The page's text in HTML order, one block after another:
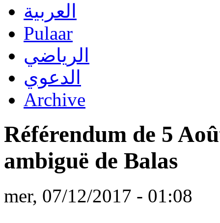
العربية
Pulaar
الرياضي
الدعوي
Archive
Référendum de 5
ambiguë de Balas
mer, 07/12/2017 - 01:08